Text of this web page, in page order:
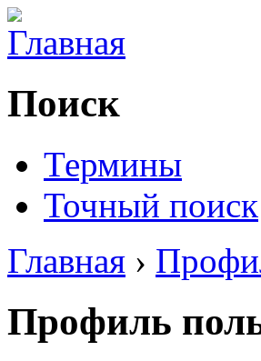
Поиск
Термины
Точный поиск
Главная ›
Профиль